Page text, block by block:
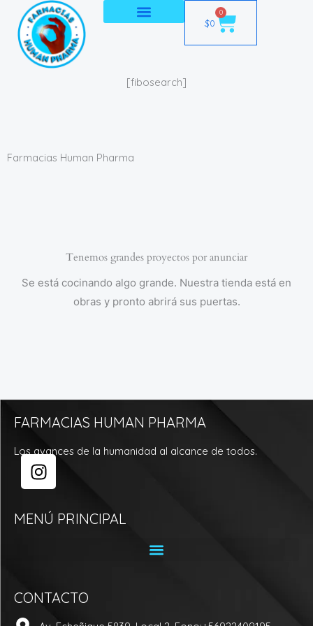
contenido
$0
0
Cart
[fibosearch]
Farmacias Human Pharma
Tenemos grandes proyectos por anunciar
Se está cocinando algo grande. Nuestra tienda está en
obras y pronto abrirá sus puertas.
FARMACIAS HUMAN PHARMA
Los avances de la humanidad al alcance de todos.
I
n
t
m
MENÚ PRINCIPAL
CONTACTO